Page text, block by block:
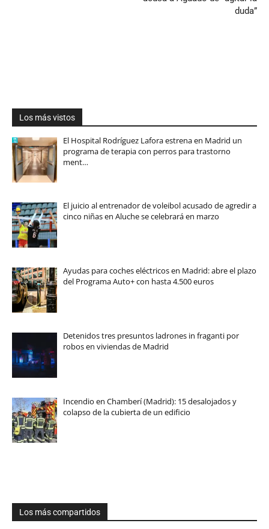
duda”
Los más vistos
El Hospital Rodríguez Lafora estrena en Madrid un
programa de terapia con perros para trastorno
ment…
El juicio al entrenador de voleibol acusado de agredir a
cinco niñas en Aluche se celebrará en marzo
Ayudas para coches eléctricos en Madrid: abre el plazo
del Programa Auto+ con hasta 4.500 euros
Detenidos tres presuntos ladrones in fraganti por
robos en viviendas de Madrid
Incendio en Chamberí (Madrid): 15 desalojados y
colapso de la cubierta de un edificio
Los más compartidos